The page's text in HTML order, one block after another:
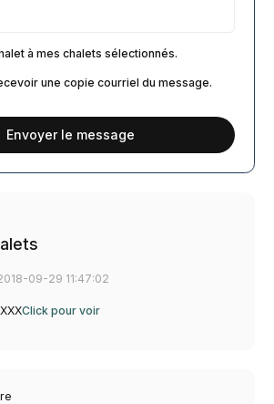
09-29 11:47:02
Click pour voir
à mes chalets sélectionnés.
une copie courriel du message.
Envoyer le message